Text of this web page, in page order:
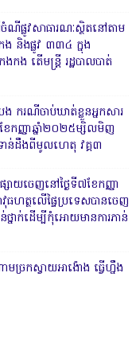
លូវសាធារណៈស្ថិតនៅតាម
និងផ្លូវ ៣៣៤ ក្នុង
ង តើមន្ត្រី រដ្ឋបាលបាត់
ង ករណីចាប់ឃាត់ខ្លួនអ្នកសារ
ែកញ្ញាឆ្នាំ២០២៥ម្សិលមិញ
ន់ដឹងពីមូលហេតុ វគ្គ៣
សាយចេញនៅថ្ងៃទី៧ខែកញ្ញា
វុធហត្ថលើផ្ទៃប្រទេសបានចេញ
ថ្នាក់ដើម្បីកុំអោយមានការភាន់
រកស្វាយអាង៉ោង ធ្វើហ្នឹង